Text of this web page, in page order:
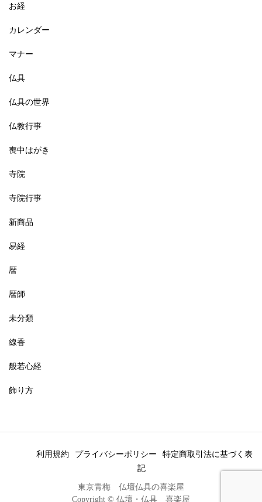
お経
カレンダー
マナー
仏具
仏具の世界
仏教行事
喪中はがき
寺院
寺院行事
新商品
易経
暦
暦師
未分類
線香
般若心経
飾り方
利用規約 プライバシーポリシー
特定商取引法に基づく表
記
東京青梅 仏壇仏具の喜楽屋
Copyright © 仏壇・仏具 喜楽屋